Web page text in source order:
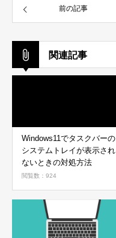
前の記事
関連記事
Windows11でタスクバーの
システムトレイが表示され
ないときの対処方法
閲覧数：924